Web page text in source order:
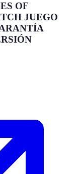
OF
JUEGO